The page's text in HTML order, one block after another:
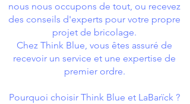
nous nous occupons de tout, ou recevez
des conseils d'experts pour votre propre
projet de bricolage.
Chez Think Blue, vous êtes assuré de
recevoir un service et une expertise de
premier ordre.
Pourquoi choisir Think Blue et LaBarïck ?